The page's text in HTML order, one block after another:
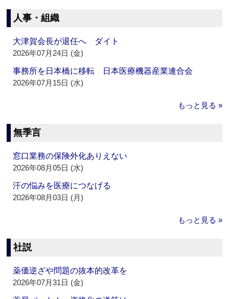
人事・組織
大津賀会長が退任へ ダイト
2026年07月24日 (金)
事務所を日本橋に移転 日本医療機器産業連合会
2026年07月15日 (水)
もっと見る »
無季言
窓口業務の保険外化ありえない
2026年08月05日 (水)
汗の悩みを医療につなげる
2026年08月03日 (月)
もっと見る »
社説
薬価逆ざや問題の抜本的改革を
2026年07月31日 (金)